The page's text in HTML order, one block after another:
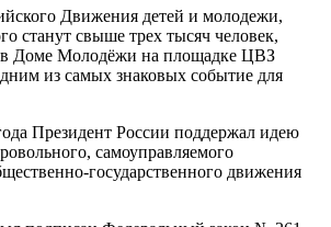
Движения детей и молодежи,
станут свыше трех тысяч человек,
в Доме Молодёжи на площадке ЦВЗ
из самых знаковых событие для
Президент России поддержал идею
самоуправляемого
государственного движения